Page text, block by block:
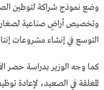
وضع نموذج شراكة لتوطين
وتخصيص أراضٍ صناعية لصغار
التوسع في إنشاء مشروعات
كما وجه الوزير بدراسة حصر
المغلقة في الصعيد، لإعادة